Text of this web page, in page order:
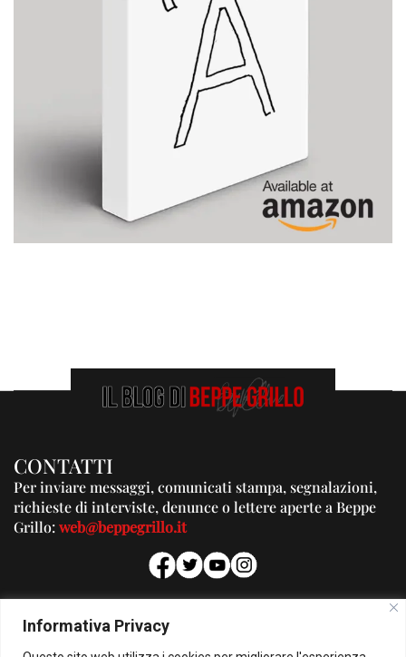
Informativa Privacy
CONTATTI
Per inviare messaggi, comunicati stampa, segnalazioni,
richieste di interviste, denunce o lettere aperte a Beppe
Grillo:web@beppegrillo.it
PUBBLICITA'
Per la tua pubblicità su questo Blog: